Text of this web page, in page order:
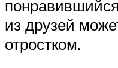
из друзей
отростком.